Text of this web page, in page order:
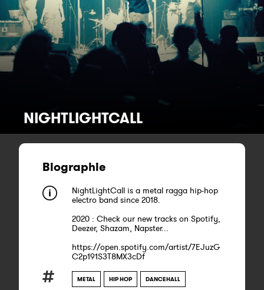
NIGHTLIGHTCALL
Biographie
NightLightCall is a metal ragga hip-hop
electro band since 2018.
2020 : Check our new tracks on Spotify,
Deezer, Shazam, Napster...
https://open.spotify.com/artist/7EJuzG
C2p191S3T8MX3cDf
METAL HIP HOP DANCEHALL